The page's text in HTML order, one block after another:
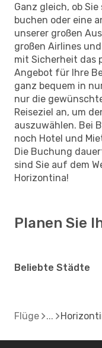
Ganz gleich, ob
buchen oder eine
unserer großen
großen Airlines
mit Sicherheit das
Angebot für Ihre
ganz bequem in
nur die
Reiseziel an, um
auszuwählen. Bei
noch Hotel und
Die Buchung
sind Sie auf dem
Horizontina!
Planen Sie
Beliebte Städte
Flüge